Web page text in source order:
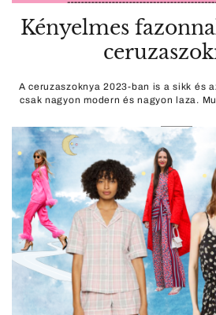
Kényelmes
A ceruzaszoknya 2023-ban is a sikk és
csak nagyon modern és nagyon laza.